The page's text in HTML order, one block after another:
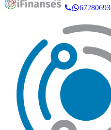
67280693